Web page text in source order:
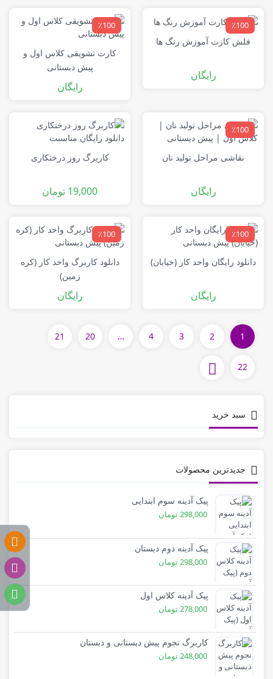
٪100
فلش کارت آموزش رنگ ها
رایگان
٪100
کارت تشویقی کلاس اول و
پیش دبستانی
رایگان
٪100
نقاشی مراحل تولید نان
رایگان
کاربرگ روز درختکاری
19,000 تومان
٪100
دانلود رایگان واحد کار (خیابان)
رایگان
٪100
دانلود کاربرگ واحد کار (کره
زمین)
رایگان
1
2
3
4
…
20
21
22
سبد خرید
جدیدترین محصولات
پیک آدینه سوم ابتدایی
298,000تومان
پیک آدینه دوم دبستان
298,000تومان
پیک آدینه کلاس اول
278,000تومان
کاربرگ نجوم پیش دبستانی و دبستان
248,000تومان